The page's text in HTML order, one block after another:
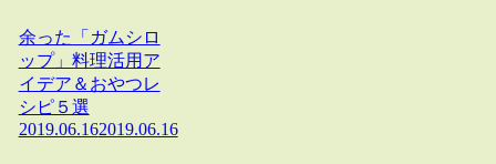
余った「ガムシロ
ップ」料理活用ア
イデア＆おやつレ
シピ５選
2019.06.162019.06.16